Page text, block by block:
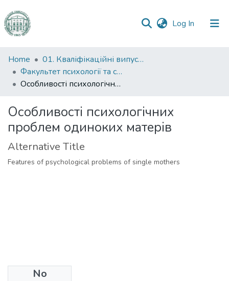
Log In (current)
Communities
&
Collections
Statistics
Home
01. Кваліфікаційні випускні роботи здобувачів вищої освіти
Факультет психології та соціальної роботи
Особливості психологічних проблем одиноких матерів
Особливості психологічних
проблем одиноких матерів
Alternative Title
Features of psychological problems of single mothers
No